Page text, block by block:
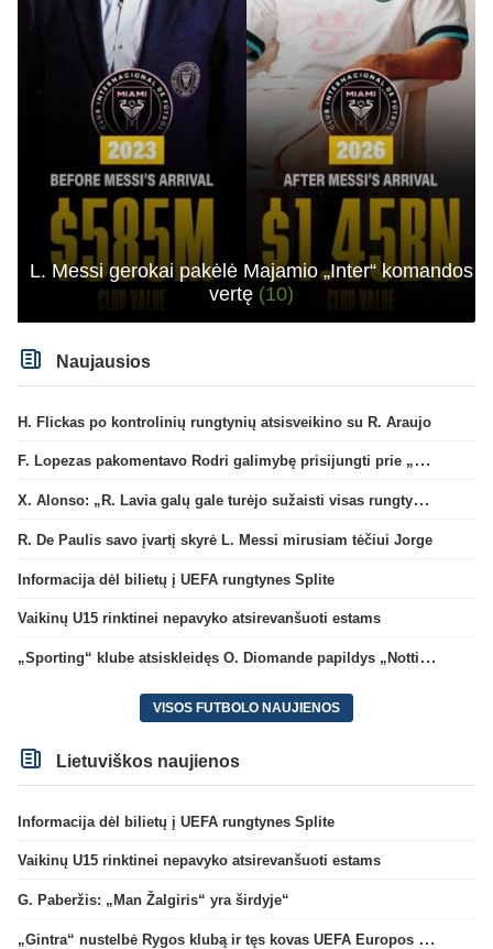
L. Messi gerokai pakėlė Majamio „Inter“ komandos
vertę (10)
Naujausios
H. Flickas po kontrolinių rungtynių atsisveikino su R. Araujo
F. Lopezas pakomentavo Rodri galimybę prisijungti prie „Barcelona“ ekipos
X. Alonso: „R. Lavia galų gale turėjo sužaisti visas rungtynes“
R. De Paulis savo įvartį skyrė L. Messi mirusiam tėčiui Jorge
Informacija dėl bilietų į UEFA rungtynes Splite
Vaikinų U15 rinktinei nepavyko atsirevanšuoti estams
„Sporting“ klube atsiskleidęs O. Diomande papildys „Nottingham“ gretas
VISOS FUTBOLO NAUJIENOS
Lietuviškos naujienos
Informacija dėl bilietų į UEFA rungtynes Splite
Vaikinų U15 rinktinei nepavyko atsirevanšuoti estams
G. Paberžis: „Man Žalgiris“ yra širdyje“
„Gintra“ nustelbė Rygos klubą ir tęs kovas UEFA Europos taurės atrankoje